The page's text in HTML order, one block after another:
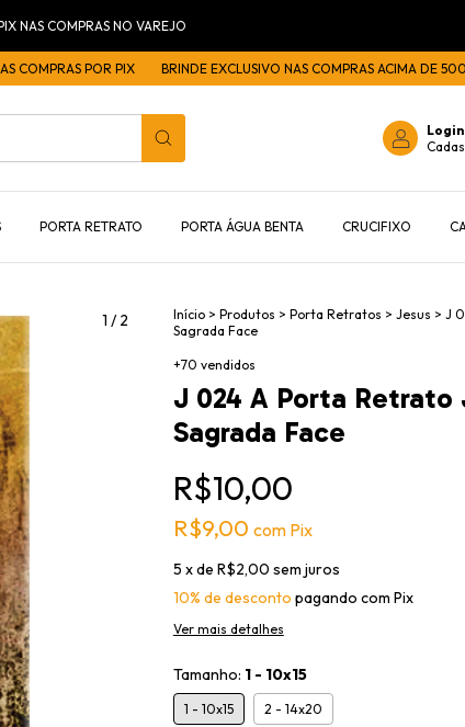
NAS COMPRAS NO VAREJO
POR PIX BRINDE EXCLUSIVO NAS COMPRAS ACIMA DE 500,00
Login
PORTA RETRATO PORTA ÁGUA BENTA CRUCIFIXO
1 /2 Início > Produtos > Porta Retratos > Jesus > J
Sagrada Face
+70 vendidos
J 024 A Porta Retrato
Sagrada Face
R$10,00
R$9,00 com Pix
5 x de R$2,00 sem juros
10% de desconto pagando com Pix
Ver mais detalhes
Tamanho: 1 - 10x15
1 - 10x15 2 - 14x20